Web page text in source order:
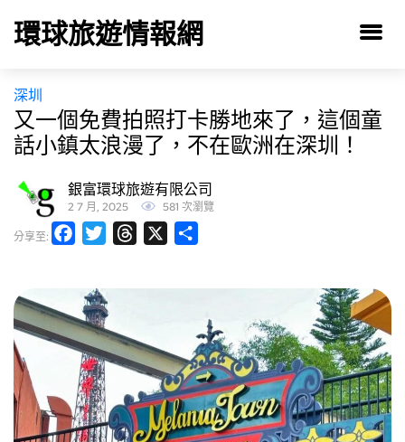
環球旅遊情報網
深圳
又一個免費拍照打卡勝地來了，這個童
話小鎮太浪漫了，不在歐洲在深圳！
銀富環球旅遊有限公司
2 7 月, 2025 581 次瀏覽
分享至: FacebookTwitterThreads